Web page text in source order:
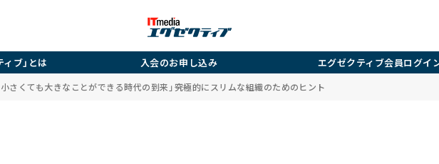
ブ」とは 入会のお申し込み エグゼクティブ会員ログイ
小さくても大きなことができる時代の到来」――究極的にスリムな組織のためのヒント